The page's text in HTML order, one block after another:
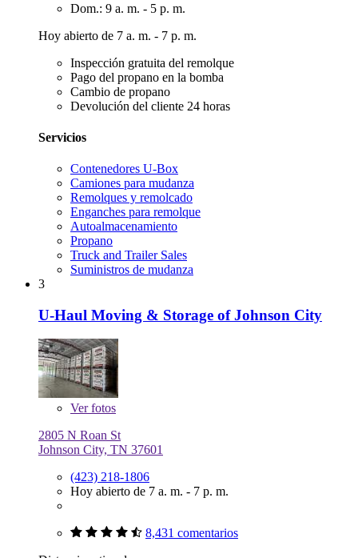
Dom.: 9 a. m. - 5 p. m.
Hoy abierto de 7 a. m. - 7 p. m.
Inspección gratuita del remolque
Pago del propano en la bomba
Cambio de propano
Devolución del cliente 24 horas
Servicios
Contenedores U-Box
Camiones para mudanza
Remolques y remolcado
Enganches para remolque
Autoalmacenamiento
Propano
Truck and Trailer Sales
Suministros de mudanza
3
U-Haul Moving & Storage of Johnson City
Verfotos
2805 N Roan St
Johnson City, TN 37601
(423) 218-1806
Hoy abierto de 7 a. m. - 7 p. m.
8,431 comentarios